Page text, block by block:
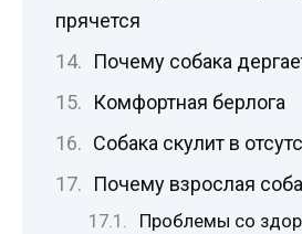
прячется
Почему собака
Комфортная берлога
Собака скулит в
Почему взрослая
Проблемы со